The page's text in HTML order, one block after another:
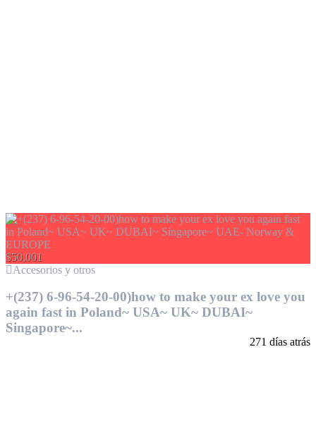
$50,001
Accesorios y otros
+(237) 6-96-54-20-00)how to make your ex love you
again fast in Poland~ USA~ UK~ DUBAI~
Singapore~...
271 días atrás